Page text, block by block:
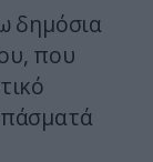
δημόσια
που